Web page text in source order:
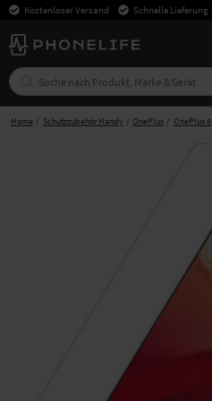
Kostenloser Versand Schnelle Lieferung
Home Schutzzubehör Handy OnePlus OnePlus 6